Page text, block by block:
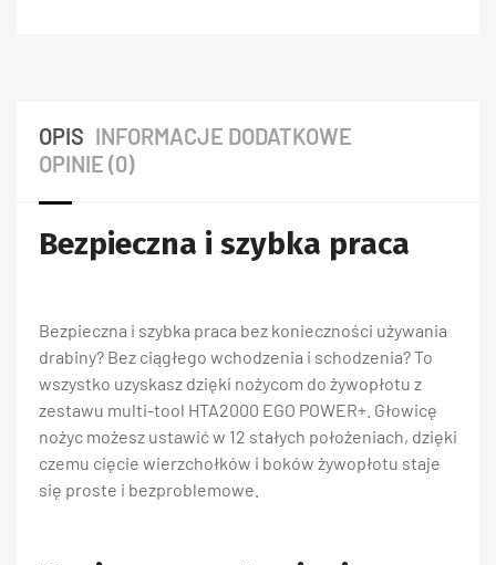
OPIS INFORMACJE DODATKOWE
OPINIE (0)
Bezpieczna i szybka praca
Bezpieczna i szybka praca bez konieczności używania
drabiny? Bez ciągłego wchodzenia i schodzenia? To
wszystko uzyskasz dzięki nożycom do żywopłotu z
zestawu multi-tool HTA2000 EGO POWER+. Głowicę
nożyc możesz ustawić w 12 stałych położeniach, dzięki
czemu cięcie wierzchołków i boków żywopłotu staje
się proste i bezproblemowe.